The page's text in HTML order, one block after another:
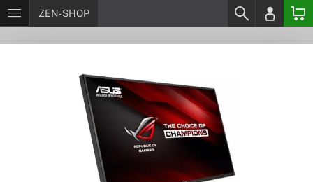
ZEN-SHOP